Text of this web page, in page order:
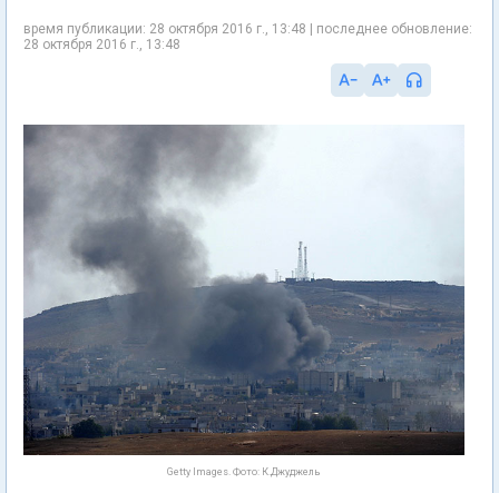
время публикации: 28 октября 2016 г., 13:48 | последнее обновление:
28 октября 2016 г., 13:48
Getty Images. Фото: К.Джуджель